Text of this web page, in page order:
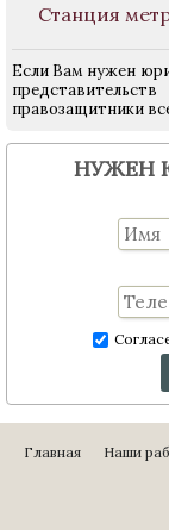
Станция
Если Вам нужен
правозащитники
НУЖЕН
Главная Наши